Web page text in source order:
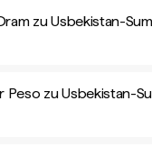
zu Usbekistan-Sum
zu Usbekistan-